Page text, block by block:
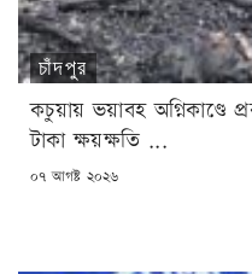
চাঁদপুর
কচুয়ায় ভয়াবহ
টাকা ক্ষয়ক্ষতি ...
POSTED
০৭ আগষ্ট ২০২৬